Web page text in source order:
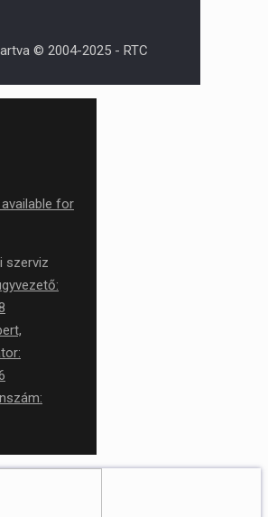
© 2004-2025 - RTC
for
szerviz